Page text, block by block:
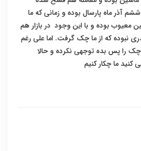
آذر ماه پارسال بوده و زمانی که ما
معیوب بوده و با این وجود در بازار هم
نبوده که از ما چک گرفت. اما علی رغم
را پس بده توجهی نکرده و حالا
کنید ما چکار کنیم